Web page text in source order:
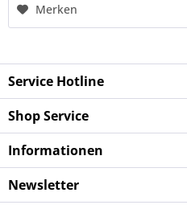
Merken
Service Hotline
Shop Service
Informationen
Newsletter